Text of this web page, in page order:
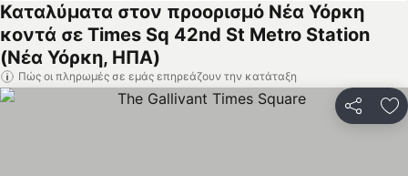
Καταλύματα στον προορισμό Νέα Υόρκη
κοντά σε Times Sq 42nd St Metro Station
(Νέα Υόρκη, ΗΠΑ)
Πώς οι πληρωμές σε εμάς επηρεάζουν την κατάταξη